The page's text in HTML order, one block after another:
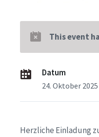
This event
Datum
24. Oktober 2025
Herzliche Einladung